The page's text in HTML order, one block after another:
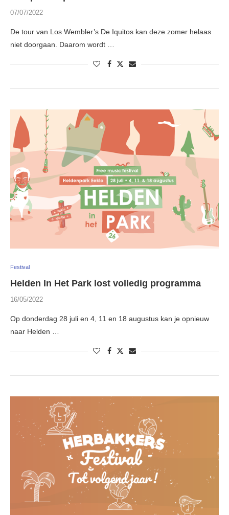
07/07/2022
De tour van Los Wembler’s De Iquitos kan deze zomer helaas
niet doorgaan. Daarom wordt …
Festival
Helden In Het Park lost volledig programma
16/05/2022
Op donderdag 28 juli en 4, 11 en 18 augustus kan je opnieuw
naar Helden …